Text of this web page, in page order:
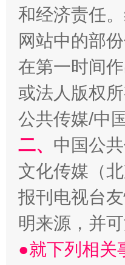
和经济责任
网站中的部
在第一时间
或法人版权
公共传媒/中
二、 中国公
文化传媒（
报刊电视台
明来源，并
●就下列相关